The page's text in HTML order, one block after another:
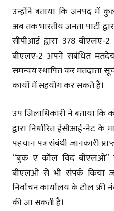
उन्होंने बताया कि जनपद में
अब तक भारतीय जनता पार्टी
सीपीआई द्वारा 378
बीएलए-2 अपने संबंधित
समन्वय स्थापित कर मतदाता
कार्यों में सहयोग कर सकते हैं।
उप जिलाधिकारी ने बताया कि
द्वारा निर्धारित ईसीआई-नेट
पहचान पत्र संबंधी जानकारी
“बुक ए कॉल विद बीएलओ”
बीएलओ से भी संपर्क किया
निर्वाचन कार्यालय के टोल फ्री
की जा सकती है।